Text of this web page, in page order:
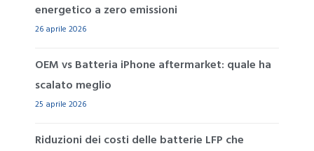
energetico a zero emissioni
26 aprile 2026
OEM vs Batteria iPhone aftermarket: quale ha
scalato meglio
25 aprile 2026
Riduzioni dei costi delle batterie LFP che